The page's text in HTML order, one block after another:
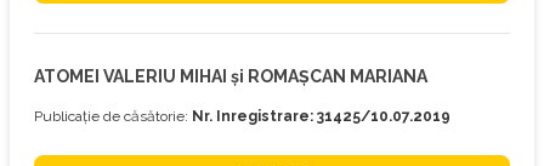
ATOMEI VALERIU MIHAI și ROMAȘCAN MARIANA
Publicație de căsătorie: Nr. Inregistrare: 31425/10.07.2019